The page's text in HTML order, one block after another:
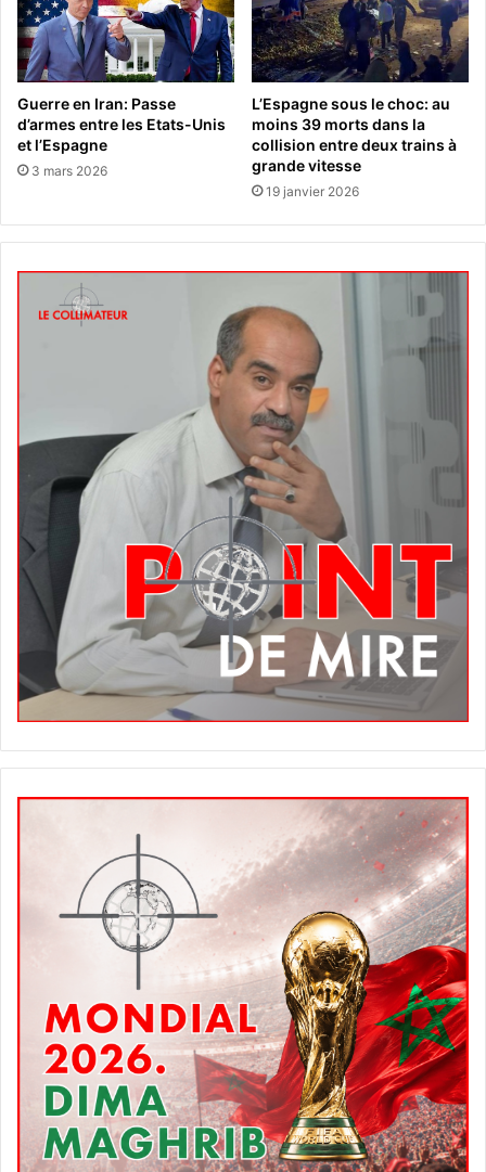
Guerre en Iran: Passe
d’armes entre les Etats-Unis
et l’Espagne
3 mars 2026
L’Espagne sous le choc: au
moins 39 morts dans la
collision entre deux trains à
grande vitesse
19 janvier 2026